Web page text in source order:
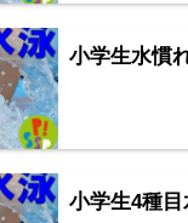
小学生水慣
小学生4種